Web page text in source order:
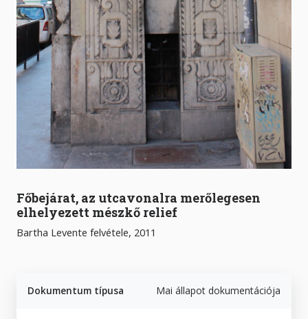
Főbejárat, az utcavonalra merőlegesen
elhelyezett mészkő relief
Bartha Levente felvétele, 2011
Dokumentum típusa Mai állapot dokumentációja